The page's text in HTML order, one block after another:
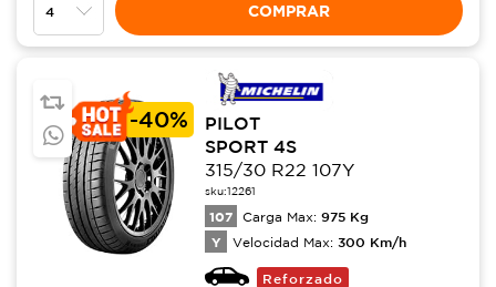
COMPRAR
-40%
PILOT
SPORT 4S
315/30 R22 107Y
sku:12261
107 Carga Max: 975 Kg
Y Velocidad Max: 300 Km/h
Reforzado